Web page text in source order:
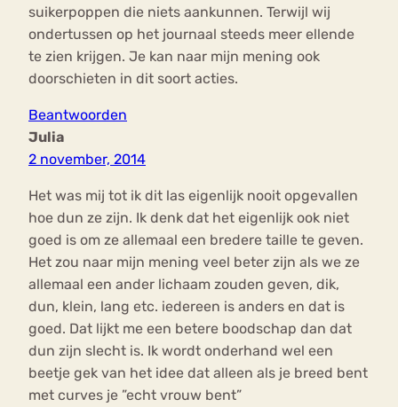
suikerpoppen die niets aankunnen. Terwijl wij
ondertussen op het journaal steeds meer ellende
te zien krijgen. Je kan naar mijn mening ook
doorschieten in dit soort acties.
Beantwoorden
Julia
2 november, 2014
Het was mij tot ik dit las eigenlijk nooit opgevallen
hoe dun ze zijn. Ik denk dat het eigenlijk ook niet
goed is om ze allemaal een bredere taille te geven.
Het zou naar mijn mening veel beter zijn als we ze
allemaal een ander lichaam zouden geven, dik,
dun, klein, lang etc. iedereen is anders en dat is
goed. Dat lijkt me een betere boodschap dan dat
dun zijn slecht is. Ik wordt onderhand wel een
beetje gek van het idee dat alleen als je breed bent
met curves je ”echt vrouw bent”